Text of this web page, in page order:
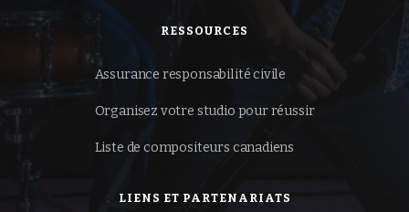
RESSOURCES
Assurance responsabilité civile
Organisez votre studio pour réussir
Liste de compositeurs canadiens
LIENS ET PARTENARIATS